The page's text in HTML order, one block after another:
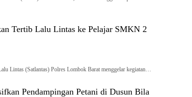
Tertib Lalu Lintas ke Pelajar SMKN 2
Lintas (Satlantas) Polres Lombok Barat menggelar kegiatan…
Pendampingan Petani di Dusun Bila